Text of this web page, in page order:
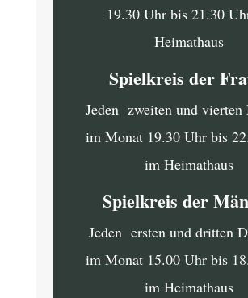
19.30 Uhr bis 21.30
Heimathaus
Spielkreis der
Jeden zweiten und vierten
im Monat 19.30 Uhr bis
im Heimathaus
Spielkreis der
Jeden ersten und dritten
im Monat 15.00 Uhr bis
im Heimathaus